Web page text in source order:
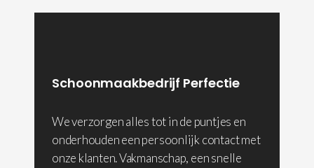
Schoonmaakbedrijf Perfectie
We verzorgen alles tot in de puntjes en
onderhouden een persoonlijk contact met
onze klanten. Vakmanschap, een snelle